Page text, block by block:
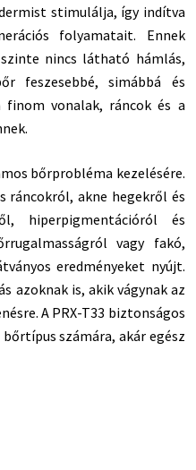
stimulálja, így indítva
folyamatait. Ennek
nincs látható hámlás,
feszesebbé, simábbá és
finom vonalak, ráncok és a
bőrprobléma kezelésére.
ráncokról, akne hegekről és
hiperpigmentációról és
vagy fakó,
eredményeket nyújt.
azoknak is, akik vágynak az
A PRX-T33 biztonságos
számára, akár egész